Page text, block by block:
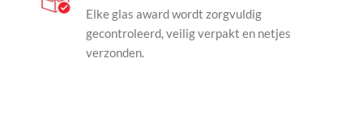
Elke glas award wordt zorgvuldig
gecontroleerd, veilig verpakt en netjes
verzonden.